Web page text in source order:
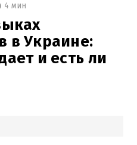
4 мин
в Украине:
и есть ли